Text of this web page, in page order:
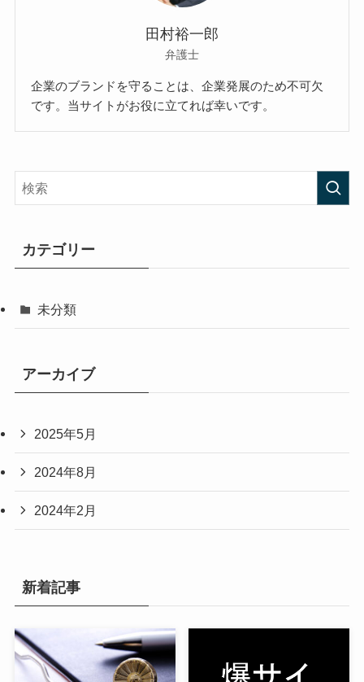
田村裕一郎
弁護士
企業のブランドを守ることは、企業発展のため不可欠
です。当サイトがお役に立てれば幸いです。
カテゴリー
未分類
アーカイブ
2025年5月
2024年8月
2024年2月
新着記事